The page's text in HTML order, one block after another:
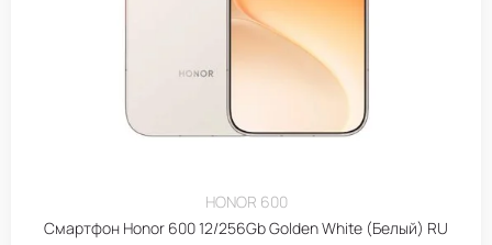
HONOR 600
Смартфон Honor 600 12/256Gb Golden White (Белый) RU